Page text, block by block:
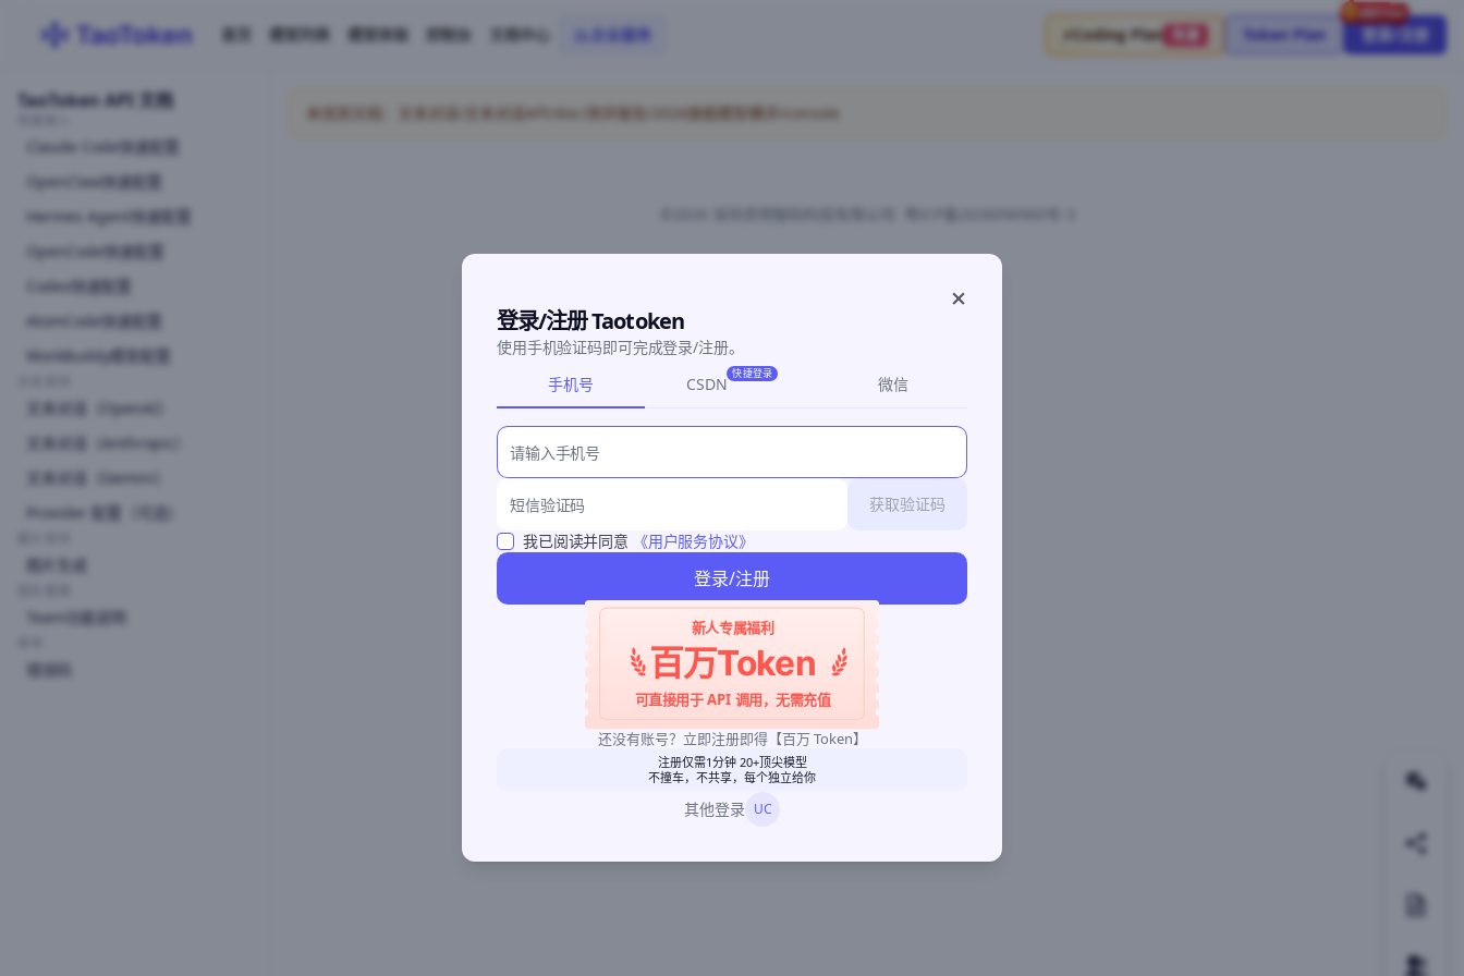
首页 模型列表 模型体验 控制台 文档中心 企业服务 ⚡Coding Plan Token Plan 登录/注册
TaoToken API 文档
Claude Code快速配置
OpenClaw快速配置
Hermes Agent快速配置
OpenCode快速配置
Codex快速配置
AtomCode快速配置
WorkBuddy模型配置
文本对话（OpenAI）
文本对话（Anthropic）
文本对话（Gemini）
Provider 配置（可选）
图片生成
Team功能说明
错误码
未找到文档：文本对话/文本对话API/doc/测评报告/2026旗舰模型横评/console
关注
邀请
登录/注册 Taotoken
使用手机验证码即可完成登录/注册。
手机号
CSDN
快捷登录
微信
获取验证码
我已阅读并同意
《用户服务协议》
登录/注册
新人专属福利
百万Token
可直接用于 API 调用，无需充值
还没有账号？立即注册即得【百万 Token】
注册仅需1分钟 20+顶尖模型
不撞车，不共享，每个独立给你
其他登录 UC